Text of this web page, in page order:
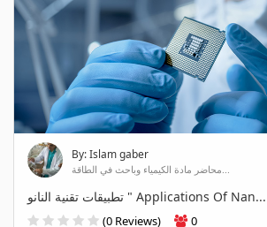
By: Islam gaber
محاضر مادة الكيمياء وباحث في الطاقة...
تطبيقات تقنية النانو " Applications Of Nan...
(0 Reviews) 0